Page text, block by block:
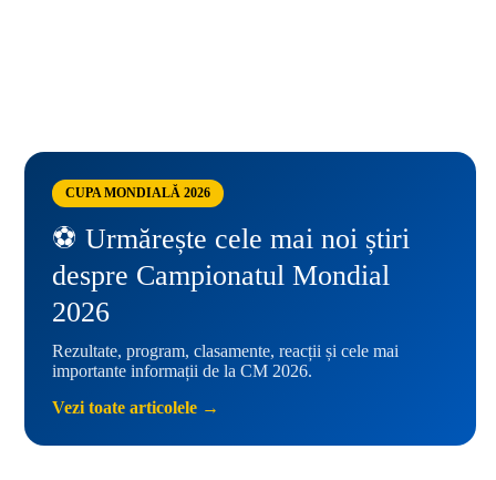
CUPA MONDIALĂ 2026
⚽ Urmărește cele mai noi știri
despre Campionatul Mondial
2026
Rezultate, program, clasamente, reacții și cele mai
importante informații de la CM 2026.
Vezi toate articolele →